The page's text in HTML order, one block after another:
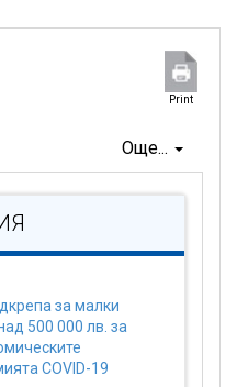
Print
Още...
за малки
500 000 лв. за
COVID-19